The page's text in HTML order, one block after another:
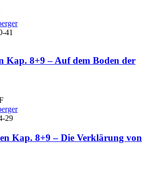
41
Kap. 8+9 – Auf dem Boden der
29
Kap. 8+9 – Die Verklärung von